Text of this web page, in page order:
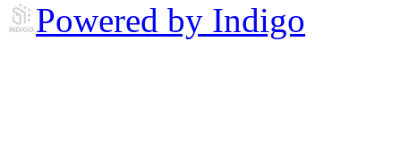
Powered by Indigo